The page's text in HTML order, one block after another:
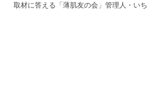
取材に答える「薄肌友の会」管理人・いち